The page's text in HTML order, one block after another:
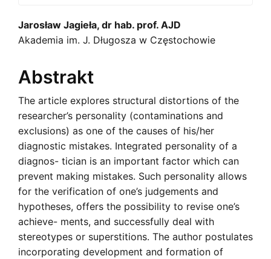
Main
Article
Content
Jarosław Jagieła, dr hab. prof. AJD
Akademia im. J. Długosza w Częstochowie
Abstrakt
The article explores structural distortions of the
researcher’s personality (contaminations and
exclusions) as one of the causes of his/her
diagnostic mistakes. Integrated personality of a
diagnos- tician is an important factor which can
prevent making mistakes. Such personality allows
for the verification of one’s judgements and
hypotheses, offers the possibility to revise one’s
achieve- ments, and successfully deal with
stereotypes or superstitions. The author postulates
incorporating development and formation of